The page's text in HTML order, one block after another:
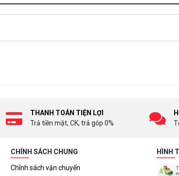
THANH TOÁN TIỆN LỢI
Trả tiền mặt, CK, trả góp 0%
CHÍNH SÁCH CHUNG
Chính sách vận chuyển
HÌNH